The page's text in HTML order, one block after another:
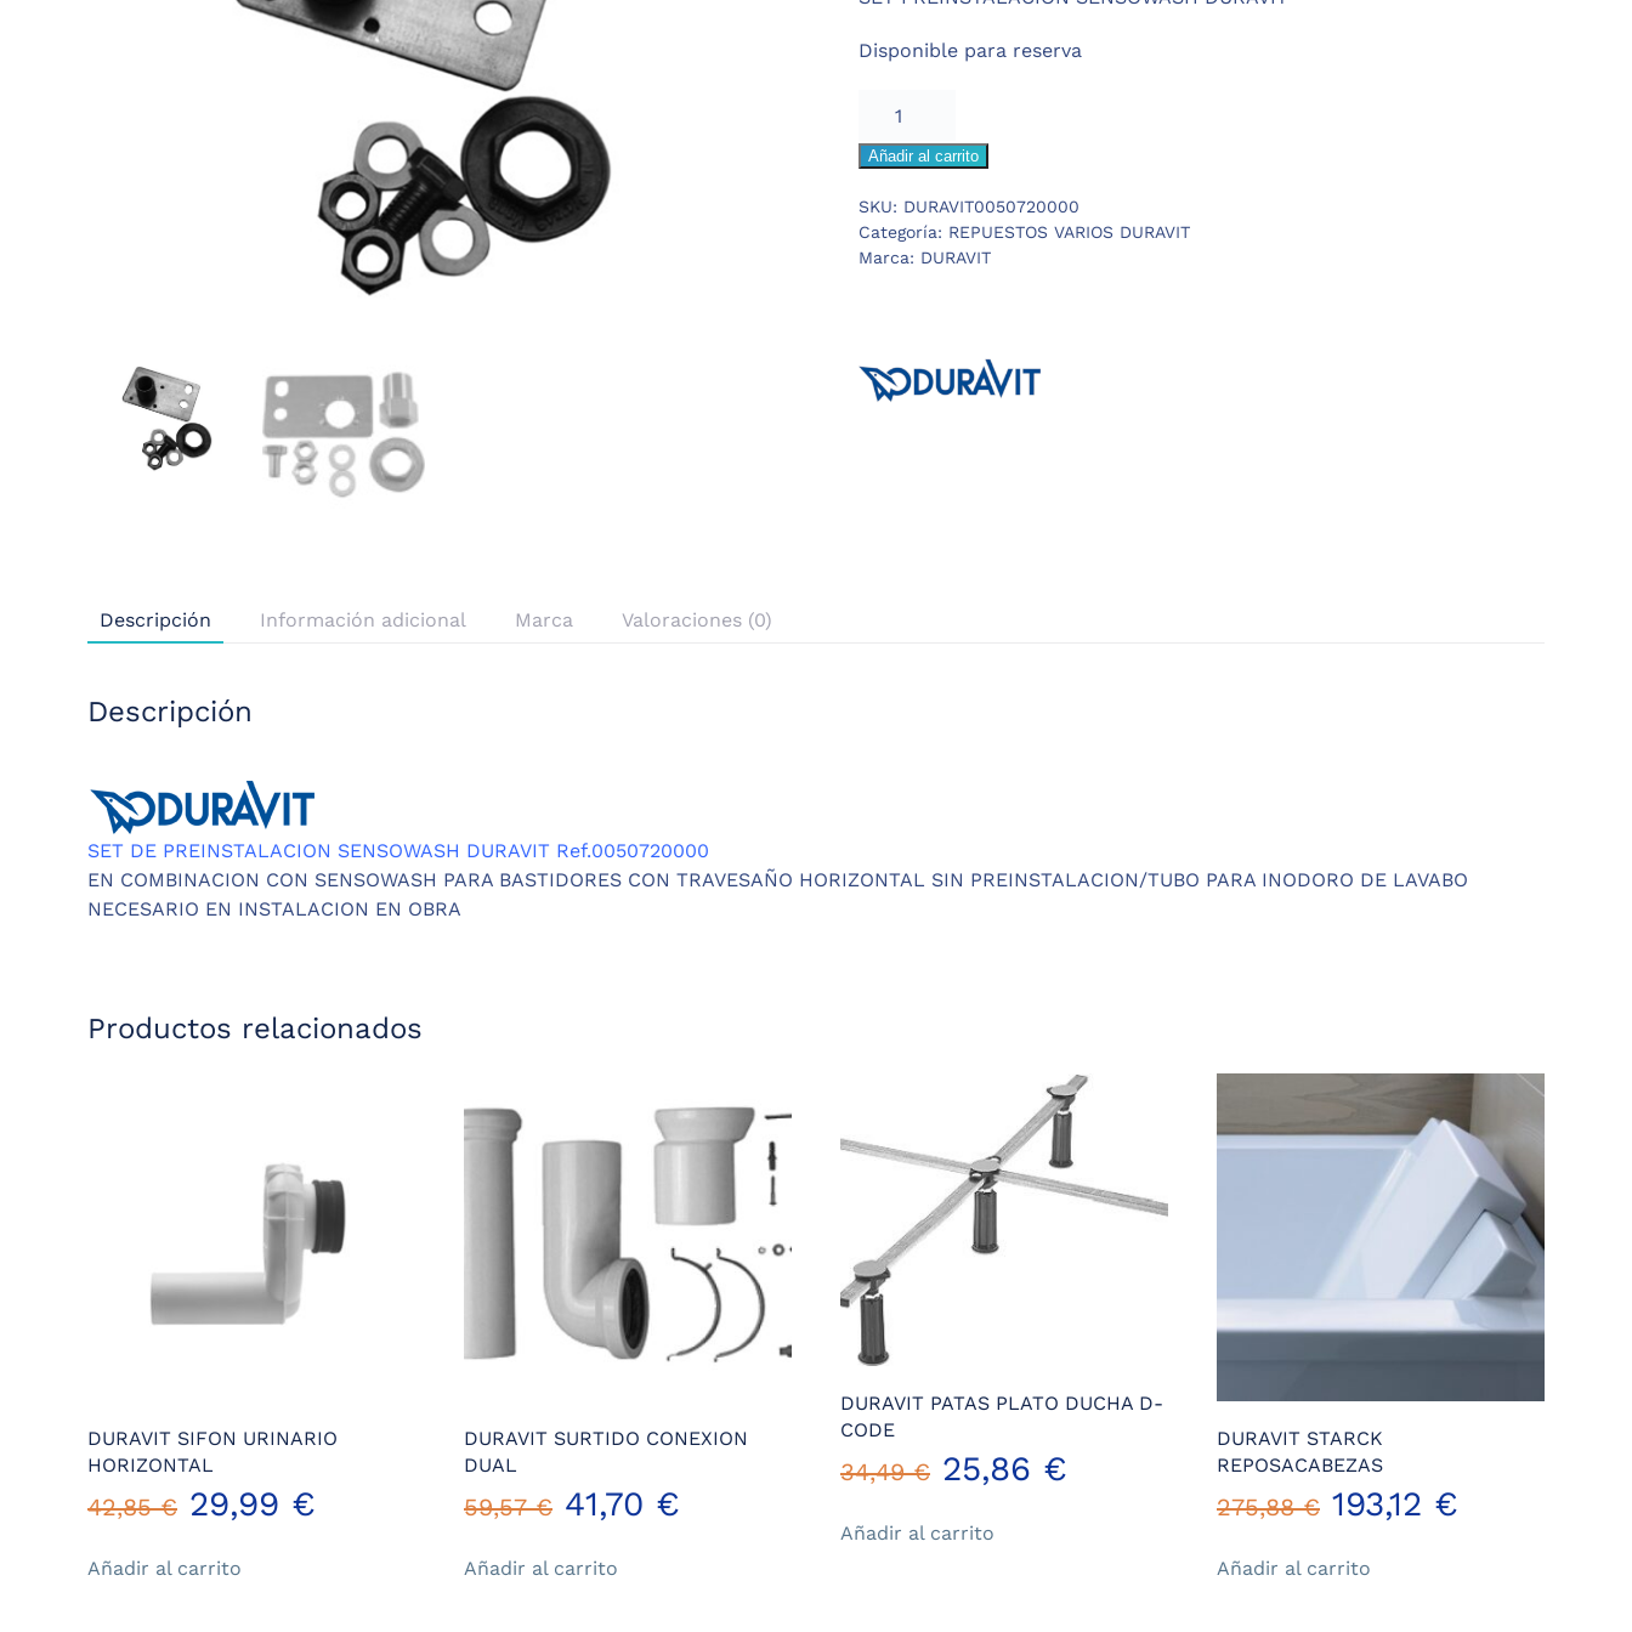
83,60 €.58,52 €.
Disponible para reserva
SET
cantidad
Añadir al carrito
SKU: DURAVIT0050720000
Categoría: REPUESTOS VARIOS DURAVIT
Marca: DURAVIT
Descripción Información adicional Marca Valoraciones (0)
Descripción
SET DE PREINSTALACION SENSOWASH DURAVIT Ref.0050720000
EN COMBINACION CON SENSOWASH PARA BASTIDORES CON TRAVESAÑO HORIZONTAL SIN PREINSTALACION/TUBO PARA INODORO DE LAVABO
NECESARIO EN INSTALACION EN OBRA
Productos relacionados
DURAVIT SIFON URINARIO
HORIZONTAL
42,85€ El
precio
29,99 €
Añadir al carrito
DURAVIT SURTIDO CONEXION
DUAL
59,57€ El
precio
41,70 €
Añadir al carrito
DURAVIT PATAS PLATO DUCHA D-
CODE
34,49€ El
precio
25,86 €
Añadir al carrito
DURAVIT STARCK
REPOSACABEZAS
275,88€ El
precio
193,12 €
Añadir al carrito